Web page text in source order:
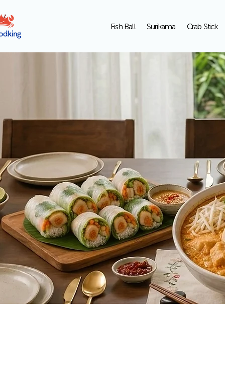
Fish Ball Surikama Crab Stick